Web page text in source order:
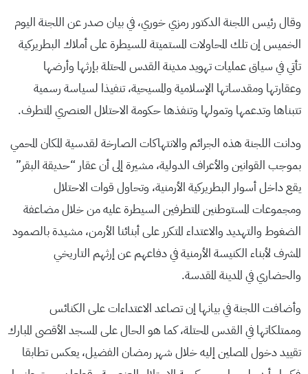
وقال رئيس اللجنة الدكتور رمزي خوري، في بيان صدر عن اللجنة اليوم
الخميس إن تلك المحاولات المستميتة للسيطرة على أملاك البطريركية
تأتي في سياق عمليات تهويد مدينة القدس المحتلة بإرثها وأرضها
وعقارتها ومقدساتها الإسلامية والمسيحية، تنفيذا لسياسة رسمية
تتبناها وتدعمها وتمولها وتنفذها حكومة الاحتلال العنصري المتطرف.
ودانت اللجنة هذه الجرائم والانتهاكات الصارخة لقدسية المكان المحمي
بموجب القوانين والأعراف الدولية، مشيرة إلى أن عقار “حديقة البقر”
يقع داخل أسوار البطريركية الأرمنية، وتحاول قوات الاحتلال
ومجموعات المستوطنين المتطرفين السيطرة عليه من خلال مضاعفة
الضغوط والتهديد والاعتداء المتكرر على أبنائنا الأرمن، مشيدة بالصمود
المشرف لأبناء الكنيسة الأرمنية في دفاعهم عن إرثهم التاريخي
والحضاري في المدينة المقدسة.
وأضافت اللجنة في بيانها إن تصاعد الاعتداءات على الكنائس
وممتلكاتها في القدس المحتلة، كما هو الحال على المسجد الأقصى المبارك
تقييد دخول المصلين إليه خلال شهر رمضان الفضيل، يعكس تطابقا